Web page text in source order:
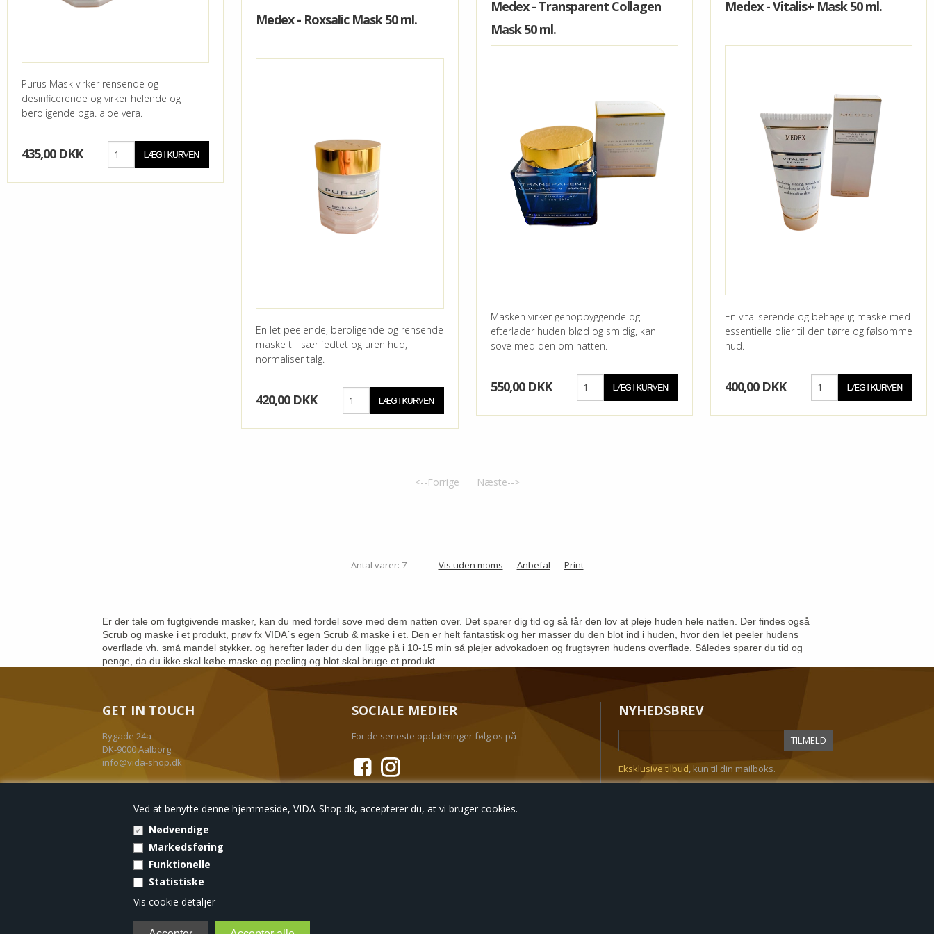
Ved at benytte denne hjemmeside, VIDA-Shop.dk, accepterer du, at vi bruger cookies.
Nødvendige
Markedsføring
Funktionelle
Statistiske
Vis cookie detaljer
SOL & PIGMENT
MASKER
Purus Mask virker rensende og
desinficerende og virker helende og
beroligende pga. aloe vera.
435,00 DKK
Medex - Roxsalic Mask 50 ml.
En let peelende, beroligende og rensende
maske til især fedtet og uren hud,
normaliser talg.
420,00 DKK
Medex - Transparent Collagen
Mask 50 ml.
Masken virker genopbyggende og
efterlader huden blød og smidig, kan
sove med den om natten.
550,00 DKK
Medex - Vitalis+ Mask 50 ml.
En vitaliserende og behagelig maske med
essentielle olier til den tørre og følsomme
hud.
400,00 DKK
<--Forrige Næste-->
Antal varer: 7 Vis uden moms Anbefal Print
Er der tale om fugtgivende masker, kan du med fordel sove med dem natten over. Det sparer dig tid og så får den lov at pleje huden hele natten. Der findes også
Scrub og maske i et produkt, prøv fx VIDA´s egen Scrub & maske i et. Den er helt fantastisk og her masser du den blot ind i huden, hvor den let peeler hudens
overflade vh. små mandel stykker. og herefter lader du den ligge på i 10-15 min så plejer advokadoen og frugtsyren hudens overflade. Således sparer du tid og
penge, da du ikke skal købe maske og peeling og blot skal bruge et produkt.
GET IN TOUCH
Bygade 24a
DK-9000 Aalborg
info@vida-shop.dk
SOCIALE MEDIER
For de seneste opdateringer følg os på
NYHEDSBREV
Eksklusive tilbud , kun til din mailboks.